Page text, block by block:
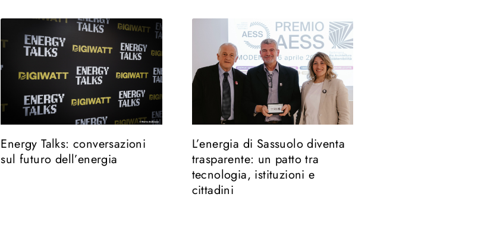
Energy Talks: conversazioni
sul futuro dell’energia
L’energia di Sassuolo diventa
trasparente: un patto tra
tecnologia, istituzioni e
cittadini